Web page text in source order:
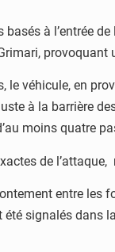
basés à l’entrée
le véhicule, en
à la barrière
moins quatre
de
entre les
signalés dans